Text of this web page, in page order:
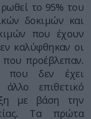
το 95% του
δοκιμών και
που έχουν
καλύφθηκαν οι
που προέβλεπαν.
που δεν έχει
επιθετικό
με βάση την
Τα πρώτα